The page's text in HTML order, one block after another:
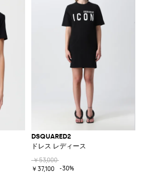
DSQUARED2
ドレス レディース
￥53,000
￥37,100
-30%